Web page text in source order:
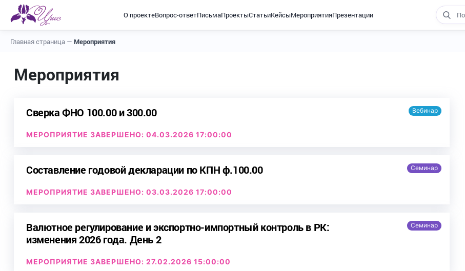
О проектеВопрос-ответПисьмаПроектыСтатьиКейсыМероприятияПрезентации
Главная страница — Мероприятия
Мероприятия
Сверка ФНО 100.00 и 300.00
МЕРОПРИЯТИЕ ЗАВЕРШЕНО: 04.03.2026 17:00:00
Вебинар
Составление годовой декларации по КПН ф.100.00
МЕРОПРИЯТИЕ ЗАВЕРШЕНО: 03.03.2026 17:00:00
Семинар
Валютное регулирование и экспортно-импортный контроль в РК:
изменения 2026 года. День 2
МЕРОПРИЯТИЕ ЗАВЕРШЕНО: 27.02.2026 15:00:00
Семинар